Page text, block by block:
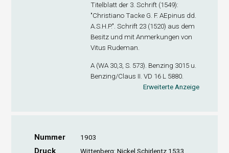
Titelblatt der 3. Schrift (1549):
"Christiano Tacke G. F. AEpinus dd.
A.S.H.P.". Schrift 23 (1520) aus dem
Besitz und mit Anmerkungen von
Vitus Rudeman.
A (WA 30,3, S. 573). Benzing 3015 u.
Benzing/Claus II. VD 16 L 5880.
Erweiterte Anzeige
Nummer 1903
Druck Wittenberg: Nickel Schirlentz 1533